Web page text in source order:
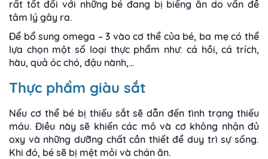
rất tốt đối với những bé đang bị biếng ăn do vấn đề
tâm lý gây ra.
Để bổ sung omega – 3 vào cơ thể của bé, ba mẹ có thể
lựa chọn một số loại thực phẩm như: cá hồi, cá trích,
hàu, quả óc chó, đậu nành,…
Thực phẩm giàu sắt
Nếu cơ thể bé bị thiếu sắt sẽ dẫn đến tình trạng thiếu
máu. Điều này sẽ khiến các mô và cơ không nhận đủ
oxy và những dưỡng chất cần thiết để duy trì sự sống.
Khi đó, bé sẽ bị mệt mỏi và chán ăn.